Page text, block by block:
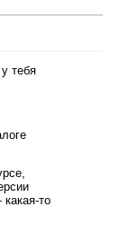
тебя
то